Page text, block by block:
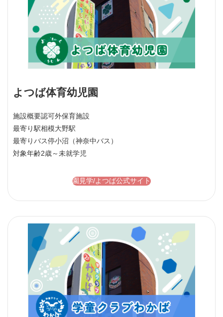
よつば体育幼児園
施設概要認可外保育施設
最寄り駅相模大野駅
最寄りバス停小沼（神奈中バス）
対象年齢2歳～未就学児
園見学/よつば公式サイト